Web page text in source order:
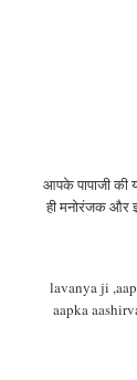
आपके पापाजी की
ही मनोरंजक और
lavanya ji
aapka